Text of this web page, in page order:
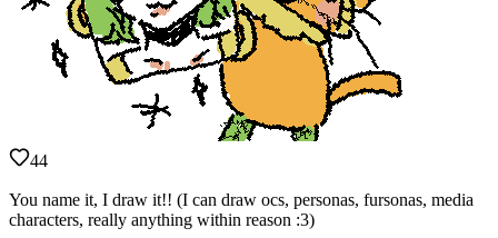
44
You name it, I draw it!! (I can draw ocs, personas, fursonas, media
characters, really anything within reason :3)